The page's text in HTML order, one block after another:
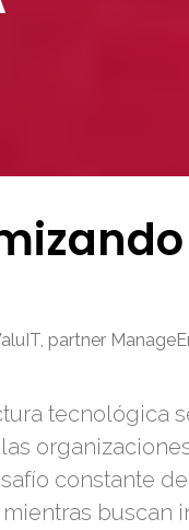
partner
tecnológica
constante
buscan